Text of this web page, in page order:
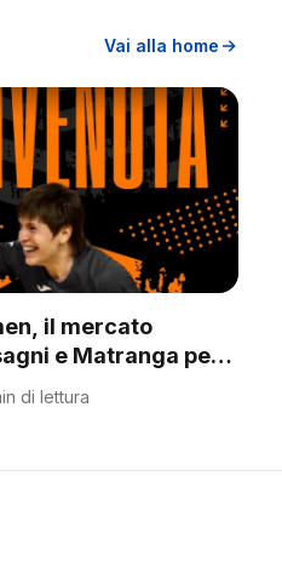
Vai alla home
il mercato
e Matranga per il
Nico Lami
di lettura